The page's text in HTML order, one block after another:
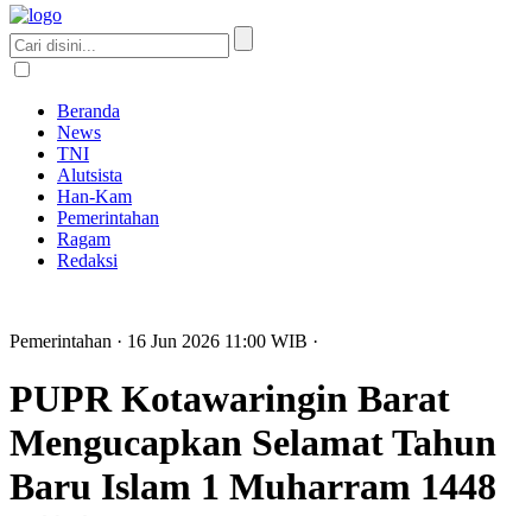
Beranda
News
TNI
Alutsista
Han-Kam
Pemerintahan
Ragam
Redaksi
Pemerintahan · 16 Jun 2026 11:00 WIB ·
PUPR Kotawaringin Barat
Mengucapkan Selamat Tahun
Baru Islam 1 Muharram 1448